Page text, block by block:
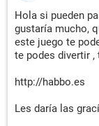
Hola si pueden
gustaría mucho,
este juego te
te podes divertir ,
http://habbo.es
Les daría las